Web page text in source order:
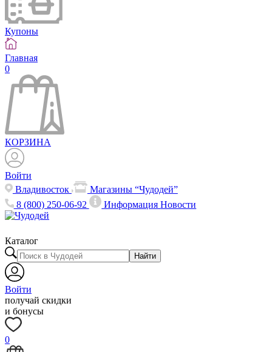
Купоны
Главная
0
КОРЗИНА
Войти
Владивосток
Магазины “Чудодей”
8 (800) 250-06-92
ИнформацияНовости
Каталог
Найти
Войти
получай скидки
и бонусы
0